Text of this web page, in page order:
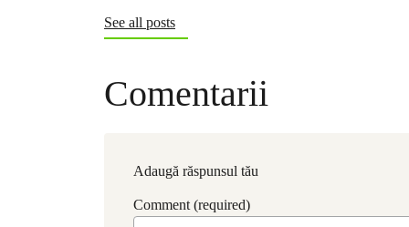
See all posts
Comentarii
Adaugă răspunsul tău
Comment (required)